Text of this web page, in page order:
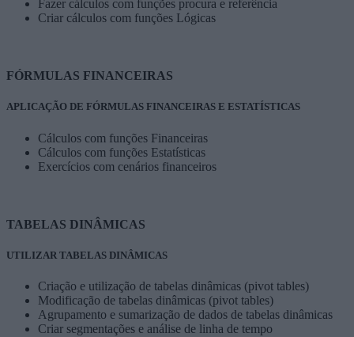
Fazer cálculos com funções procura e referência
Criar cálculos com funções Lógicas
FÓRMULAS FINANCEIRAS
APLICAÇÃO DE FÓRMULAS FINANCEIRAS E ESTATÍSTICAS
Cálculos com funções Financeiras
Cálculos com funções Estatísticas
Exercícios com cenários financeiros
TABELAS DINÂMICAS
UTILIZAR TABELAS DINÂMICAS
Criação e utilização de tabelas dinâmicas (pivot tables)
Modificação de tabelas dinâmicas (pivot tables)
Agrupamento e sumarização de dados de tabelas dinâmicas
Criar segmentações e análise de linha de tempo